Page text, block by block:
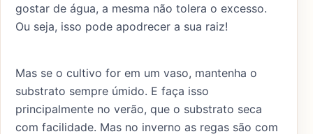
gostar de água, a mesma não tolera o excesso.
Ou seja, isso pode apodrecer a sua raiz!
Mas se o cultivo for em um vaso, mantenha o
substrato sempre úmido. E faça isso
principalmente no verão, que o substrato seca
com facilidade. Mas no inverno as regas são com